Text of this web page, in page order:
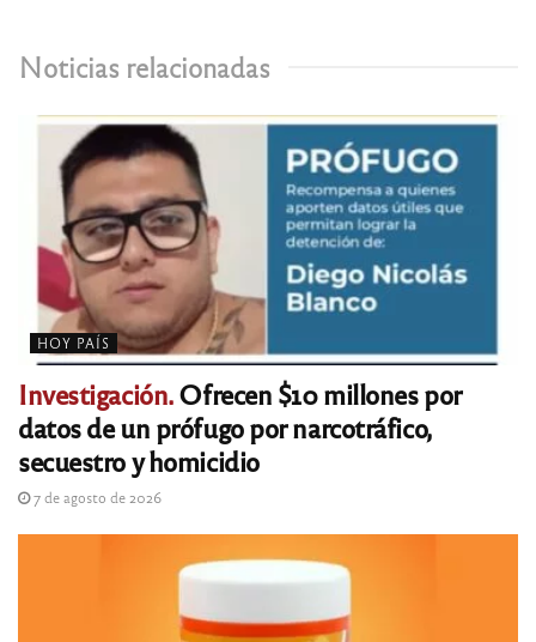
Noticias relacionadas
HOY PAÍS
Investigación.Ofrecen $10 millones por
datos de un prófugo por narcotráfico,
secuestro y homicidio
7 de agosto de 2026